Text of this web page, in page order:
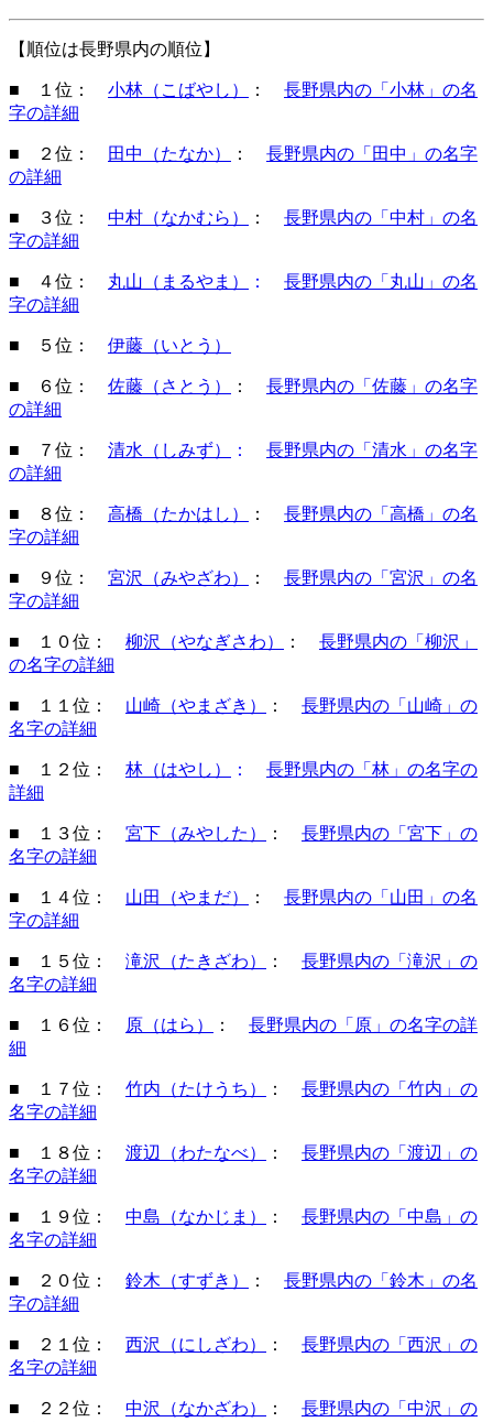
【順位は長野県内の順位】
■ １位： 小林（こばやし） ： 長野県内の「小林」の名
字の詳細
■ ２位： 田中（たなか） ： 長野県内の「田中」の名字
の詳細
■ ３位： 中村（なかむら） ： 長野県内の「中村」の名
字の詳細
■ ４位： 丸山（まるやま） ： 長野県内の「丸山」の名
字の詳細
■ ５位： 伊藤（いとう）
■ ６位： 佐藤（さとう） ： 長野県内の「佐藤」の名字
の詳細
■ ７位： 清水（しみず） ： 長野県内の「清水」の名字
の詳細
■ ８位： 高橋（たかはし） ： 長野県内の「高橋」の名
字の詳細
■ ９位： 宮沢（みやざわ） ： 長野県内の「宮沢」の名
字の詳細
■ １０位： 柳沢（やなぎさわ） ： 長野県内の「柳沢」
の名字の詳細
■ １１位： 山崎（やまざき） ： 長野県内の「山崎」の
名字の詳細
■ １２位： 林（はやし） ： 長野県内の「林」の名字の
詳細
■ １３位： 宮下（みやした） ： 長野県内の「宮下」の
名字の詳細
■ １４位： 山田（やまだ） ： 長野県内の「山田」の名
字の詳細
■ １５位： 滝沢（たきざわ） ： 長野県内の「滝沢」の
名字の詳細
■ １６位： 原（はら） ： 長野県内の「原」の名字の詳
細
■ １７位： 竹内（たけうち） ： 長野県内の「竹内」の
名字の詳細
■ １８位： 渡辺（わたなべ） ： 長野県内の「渡辺」の
名字の詳細
■ １９位： 中島（なかじま） ： 長野県内の「中島」の
名字の詳細
■ ２０位： 鈴木（すずき） ： 長野県内の「鈴木」の名
字の詳細
■ ２１位： 西沢（にしざわ） ： 長野県内の「西沢」の
名字の詳細
■ ２２位： 中沢（なかざわ） ： 長野県内の「中沢」の